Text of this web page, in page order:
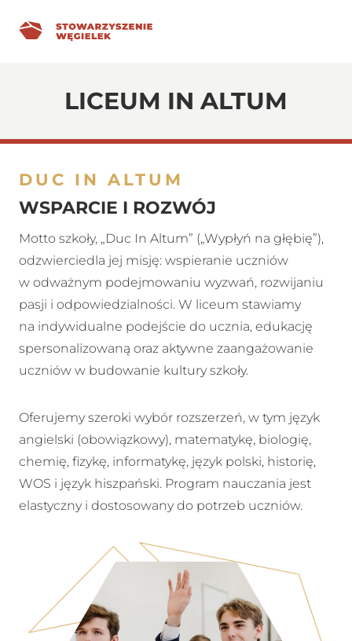
LICEUM IN ALTUM
DUC IN ALTUM
WSPARCIE I ROZWÓJ
Motto szkoły, „Duc In Altum” („Wypłyń na głębię”),
odzwierciedla jej misję: wspieranie uczniów
w odważnym podejmowaniu wyzwań, rozwijaniu
pasji i odpowiedzialności. W liceum stawiamy
na indywidualne podejście do ucznia, edukację
spersonalizowaną oraz aktywne zaangażowanie
uczniów w budowanie kultury szkoły.
Oferujemy szeroki wybór rozszerzeń, w tym język
angielski (obowiązkowy), matematykę, biologię,
chemię, fizykę, informatykę, język polski, historię,
WOS i język hiszpański. Program nauczania jest
elastyczny i dostosowany do potrzeb uczniów.